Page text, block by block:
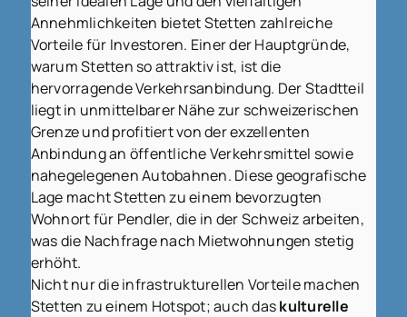
Annehmlichkeiten bietet Stetten zahlreiche
Vorteile für Investoren. Einer der Hauptgründe,
warum Stetten so attraktiv ist, ist die
hervorragende Verkehrsanbindung. Der Stadtteil
liegt in unmittelbarer Nähe zur schweizerischen
Grenze und profitiert von der exzellenten
Anbindung an öffentliche Verkehrsmittel sowie
nahegelegenen Autobahnen. Diese geografische
Lage macht Stetten zu einem bevorzugten
Wohnort für Pendler, die in der Schweiz arbeiten,
was die Nachfrage nach Mietwohnungen stetig
erhöht.
Nicht nur die infrastrukturellen Vorteile machen
Stetten zu einem Hotspot; auch daskulturelle